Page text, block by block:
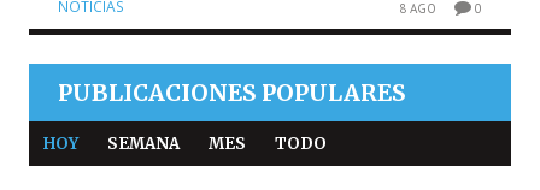
NOTICIAS 8 AGO 0
PUBLICACIONES POPULARES
HOY SEMANA MES TODO